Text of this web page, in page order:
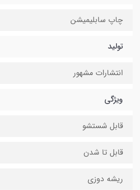
چاپ سابلیمیشن
تولید
انتشارات مشهور
ویژگی
قابل شستشو
قابل تا شدن
ریشه دوزی